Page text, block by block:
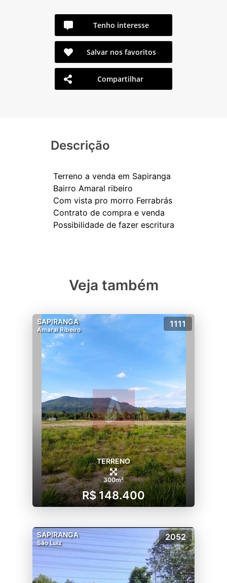
Tenho interesse
Salvar nos favoritos
Compartilhar
Descrição
Terreno a venda em Sapiranga
Bairro Amaral ribeiro
Com vista pro morro Ferrabrás
Contrato de compra e venda
Veja também
SAPIRANGA
Amaral Ribeiro
1111
TERRENO
300m²
R$ 148.400
SAPIRANGA
São Luiz
2052